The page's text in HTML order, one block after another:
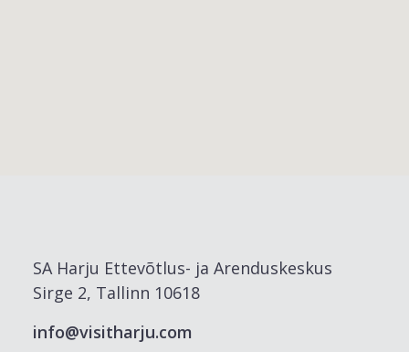
SA Harju Ettevõtlus- ja Arenduskeskus
Sirge 2, Tallinn 10618
info@visitharju.com